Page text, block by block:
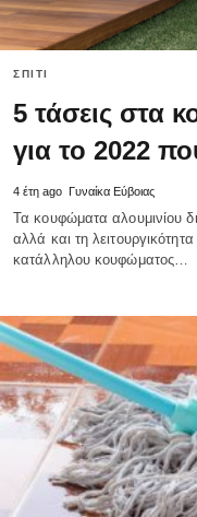
ΣΠΊΤΙ
5 τάσεις στα
για το 2022
4 έτη ago Γυναίκα Εύβοιας
Τα κουφώματα αλουμινίου
αλλά και τη
κατάλληλου κουφώματος…